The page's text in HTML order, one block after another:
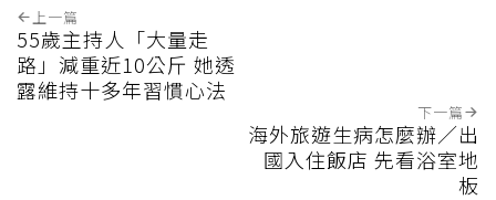
上一篇
55歲主持人「大量走
路」減重近10公斤 她透
露維持十多年習慣心法
下一篇
海外旅遊生病怎麼辦／出
國入住飯店 先看浴室地
板